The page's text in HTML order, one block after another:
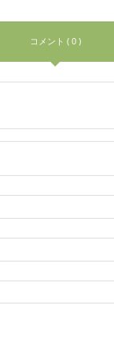
コメント ( 0 )